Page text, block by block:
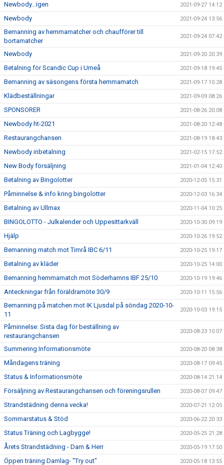
Newbody...igen 2021-09-27 14:12
Newbody 2021-09-24 13:56
Bemanning av hemmamatcher och chaufförer till
bortamatcher
2021-09-24 07:42
Newbody 2021-09-20 20:39
Betalning för Scandic Cup i Umeå 2021-09-18 19:45
Bemanning av säsongens första hemmamatch 2021-09-17 10:28
Klädbeställningar 2021-09-09 08:26
SPONSORER 2021-08-26 20:08
Newbody ht-2021 2021-08-20 12:48
Restaurangchansen 2021-08-19 18:43
Newbody inbetalning 2021-02-15 17:52
New Body försäljning 2021-01-04 12:40
Betalning av Bingolotter 2020-12-05 15:31
Påminnelse & info kring bingolotter 2020-12-03 16:34
Betalning av Ullmax 2020-11-04 10:25
BINGOLOTTO - Julkalender och Uppesittarkväll 2020-10-30 09:19
Hjälp 2020-10-26 19:52
Bemanning match mot Timrå IBC 6/11 2020-10-25 19:17
Betalning av kläder 2020-10-25 14:00
Bemanning hemmamatch mot Söderhamns IBF 25/10 2020-10-19 19:46
Anteckningar från föräldramöte 30/9 2020-10-11 15:56
Bemanning på matchen mot IK Ljusdal på söndag 2020-10-
11
2020-10-03 19:15
Påminnelse: Sista dag för beställning av
restaurangchansen
2020-08-23 10:07
Summering Informationsmöte 2020-08-20 08:38
Måndagens träning 2020-08-17 09:45
Status & Informationsmöte 2020-08-14 21:14
Försäljning av Restaurangchansen och föreningsrullen 2020-08-07 09:47
Strandstädning denna vecka! 2020-07-21 12:05
Sommarstatus & Stöd 2020-06-22 20:33
Status Träning och Lagbygge! 2020-05-25 21:28
Årets Strandstädning - Dam & Herr 2020-05-19 17:50
Öppen träning Damlag- "Try out" 2020-05-18 13:55